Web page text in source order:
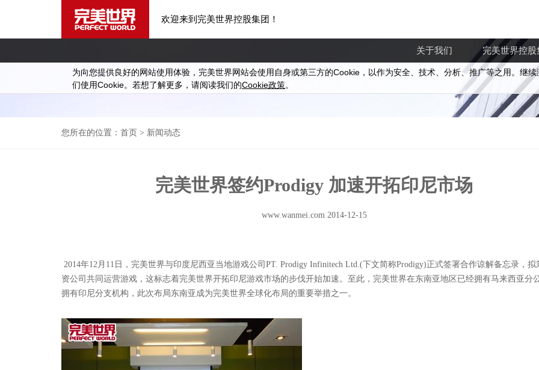
为向您提供良好的网站使用体验，完美世界网站会使用自身或第三方的Cookie ，以作为安全、技术、分析、推广等之用。继
们使用Cookie。若想了解更多，请阅读我们的Cookie政策。
欢迎来到完美世界控股集团！
关于我们 完美世界控股
您所在的位置： 首页 > 新闻动态
完美世界签约Prodigy 加速开拓印尼市场
www.wanmei.com 2014-12-15
2014年12月11日，完美世界与印度尼西亚当地游戏公司PT. Prodigy Infinitech Ltd.(下文简称Prodigy)正式签署合作谅解备忘录，拟
资公司共同运营游戏，这标志着完美世界开拓印尼游戏市场的步伐开始加速。至此，完美世界在东南亚地区已经拥有马来西亚分
拥有印尼分支机构，此次布局东南亚成为完美世界全球化布局的重要举措之一。